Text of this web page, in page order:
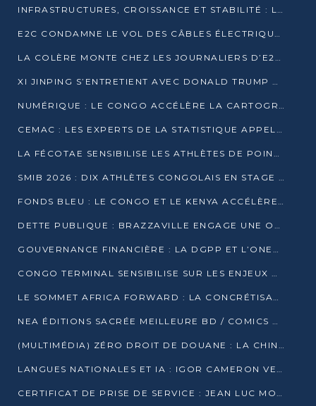
INFRASTRUCTURES, CROISSANCE ET STABILITÉ : LA GUINÉE AFFÛTE SES AMBITIONS
E2C CONDAMNE LE VOL DES CÂBLES ÉLECTRIQUES APRÈS UNE VIDÉO VIRALE
LA COLÈRE MONTE CHEZ LES JOURNALIERS D’E2C QUI DÉNONCENT 20 ANS DE PRÉCARITÉ
XI JINPING S’ENTRETIENT AVEC DONALD TRUMP À BEIJING
NUMÉRIQUE : LE CONGO ACCÉLÈRE LA CARTOGRAPHIE DE SES INFRASTRUCTURES DIGITALES
CEMAC : LES EXPERTS DE LA STATISTIQUE APPELLENT À RENFORCER LA SÉCURISATION DES DONNÉES
LA FÉCOTAE SENSIBILISE LES ATHLÈTES DE POINTE-NOIRE À L’HYGIÈNE ALIMENTA
SMIB 2026 : DIX ATHLÈTES CONGOLAIS EN STAGE AU KENYA
FONDS BLEU : LE CONGO ET LE KENYA ACCÉLÈRENT LA MOBILISATION DES FINANCEMENTS
DETTE PUBLIQUE : BRAZZAVILLE ENGAGE UNE OPÉRATION DE RACHAT DE 575 MILLIONS DE DOLLARS
GOUVERNANCE FINANCIÈRE : LA DGPP ET L’ONEC-C VERS UN PARTENARIAT POUR ASSAINIR LES ENTREPRISES PUBLIQUES
CONGO TERMINAL SENSIBILISE SUR LES ENJEUX DE LA SANTÉ MENTALE EN
LE SOMMET AFRICA FORWARD : LA CONCRÉTISATION DE PARTENARIATS ÉQUILIBRÉS ET TOURNÉS VERS L’AVENIR ENTRE LE CONTINENT AFRICAIN ET LA FRANCE
NEA ÉDITIONS SACRÉE MEILLEURE BD / COMICS D’AFRIQUE AU KENYA
(MULTIMÉDIA) ZÉRO DROIT DE DOUANE : LA CHINE ET L’AFRIQUE VERS UNE PROXIMITÉ SANS PRÉCÉDENT (PAPIER GÉNÉRAL)
LANGUES NATIONALES ET IA : IGOR CAMERON VEUT ARRIMER LA STRATÉGIE IA À LA LOI SUR LA RECHERCHE
CERTIFICAT DE PRISE DE SERVICE : JEAN LUC MOUTHOU DÉMENT UNE « FAKE NEWS »